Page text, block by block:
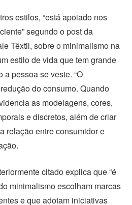
estilos, “está apoiado nos
segundo o post da
Têxtil, sobre o minimalismo na
estilo de vida que tem grande
a pessoa se veste. “O
do consumo. Quando
as modelagens, cores,
e discretos, além de criar
relação entre consumidor e
citado explica que “é
minimalismo escolham marcas
e que adotam iniciativas